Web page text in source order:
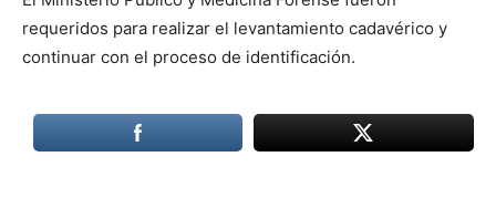
requeridos para realizar el levantamiento cadavérico y
continuar con el proceso de identificación.